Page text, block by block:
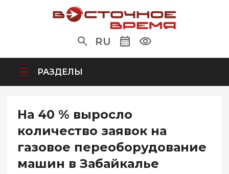
RU
РАЗДЕЛЫ
На 40 % выросло
количество заявок на
газовое переоборудование
машин в Забайкалье